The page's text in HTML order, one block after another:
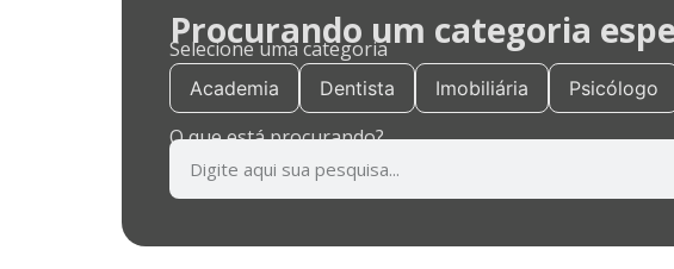
Procurando um categoria
Selecione uma categoria
Academia Dentista Imobiliária Psicólogo
O que está procurando?